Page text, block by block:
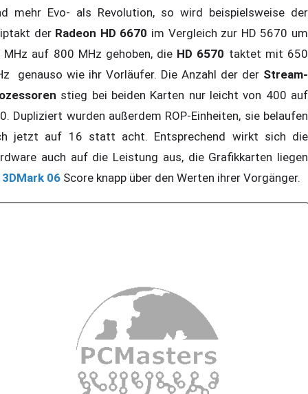
mehr Evo- als Revolution, so wird beispielsweise der
derRadeon HD 6670 im Vergleich zur HD 5670 um
MHz auf 800 MHz gehoben, die HD 6570 taktet mit 650
genauso wie ihr Vorläufer. Die Anzahl der der Stream-
stieg bei beiden Karten nur leicht von 400 auf
Dupliziert wurden außerdem ROP-Einheiten, sie belaufen
jetzt auf 16 statt acht. Entsprechend wirkt sich die
auch auf die Leistung aus, die Grafikkarten liegen
3DMark 06 Score knapp über den Werten ihrer Vorgänger.